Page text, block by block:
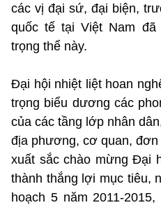
các vị đại sứ, đại biện,
quốc tế tại Việt Nam
trọng thể này.
Đại hội nhiệt liệt hoan
trọng biểu dương các
của các tầng lớp nhân
địa phương, cơ quan,
xuất sắc chào mừng Đại
thành thắng lợi mục tiêu,
hoạch 5 năm 2011-